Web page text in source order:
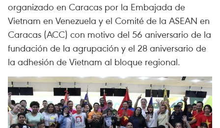
organizado en Caracas por la Embajada de
Vietnam en Venezuela y el Comité de la ASEAN en
Caracas (ACC) con motivo del 56 aniversario de la
fundación de la agrupación y el 28 aniversario de
la adhesión de Vietnam al bloque regional.